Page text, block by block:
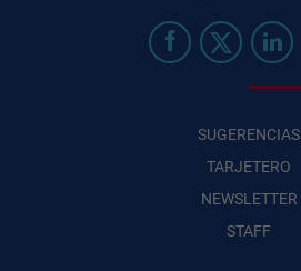
SUGERENCIAS
TARJETERO
NEWSLETTER
STAFF